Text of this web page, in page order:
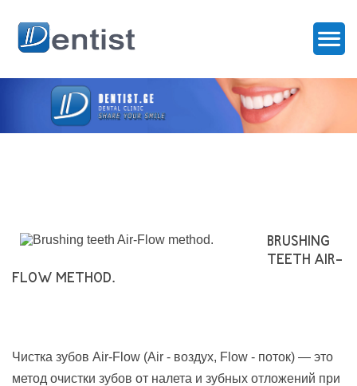
BRUSHING
TEETH AIR-
FLOW METHOD.
Чистка зубов Air-Flow (Air - воздух, Flow - поток) — это
метод очистки зубов от налета и зубных отложений при